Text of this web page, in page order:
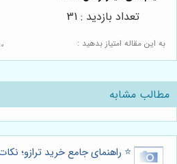
به این مقاله امتیاز بدهید :
تعداد بازدید : 31
مطالب مشابه
⭐️ راهنمای جامع خرید ترازو؛